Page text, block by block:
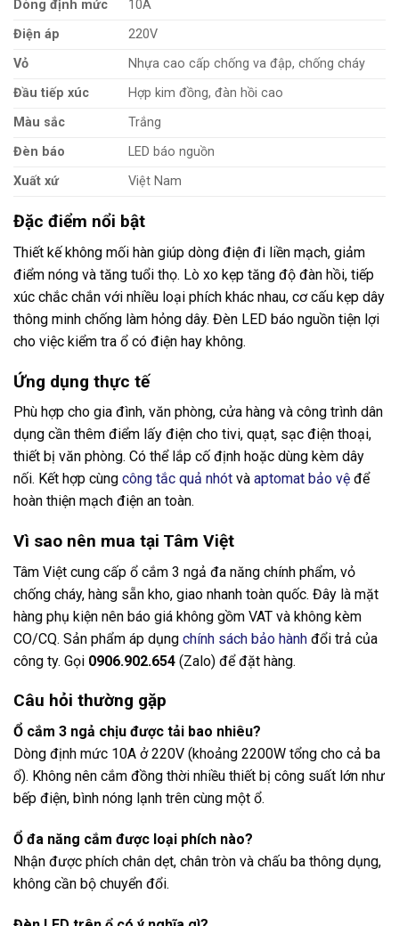
Dòng định mức
10A
Điện áp
220V
Vỏ
Nhựa cao cấp chống va đập, chống cháy
Đầu tiếp xúc
Hợp kim đồng, đàn hồi cao
Màu sắc
Trắng
Đèn báo
LED báo nguồn
Xuất xứ
Việt Nam
Đặc điểm nổi bật
Thiết kế không mối hàn giúp dòng điện đi liền mạch, giảm
điểm nóng và tăng tuổi thọ. Lò xo kẹp tăng độ đàn hồi, tiếp
xúc chắc chắn với nhiều loại phích khác nhau, cơ cấu kẹp dây
thông minh chống làm hỏng dây. Đèn LED báo nguồn tiện lợi
cho việc kiểm tra ổ có điện hay không.
Ứng dụng thực tế
Phù hợp cho gia đình, văn phòng, cửa hàng và công trình dân
dụng cần thêm điểm lấy điện cho tivi, quạt, sạc điện thoại,
thiết bị văn phòng. Có thể lắp cố định hoặc dùng kèm dây
nối. Kết hợp cùng công tắc quả nhót và aptomat bảo vệ để
hoàn thiện mạch điện an toàn.
Vì sao nên mua tại Tâm Việt
Tâm Việt cung cấp ổ cắm 3 ngả đa năng chính phẩm, vỏ
chống cháy, hàng sẵn kho, giao nhanh toàn quốc. Đây là mặt
hàng phụ kiện nên báo giá không gồm VAT và không kèm
CO/CQ. Sản phẩm áp dụng chính sách bảo hành đổi trả của
công ty. Gọi 0906.902.654 (Zalo) để đặt hàng.
Câu hỏi thường gặp
Ổ cắm 3 ngả chịu được tải bao nhiêu?
Dòng định mức 10A ở 220V (khoảng 2200W tổng cho cả ba
ổ). Không nên cắm đồng thời nhiều thiết bị công suất lớn như
bếp điện, bình nóng lạnh trên cùng một ổ.
Ổ đa năng cắm được loại phích nào?
Nhận được phích chân dẹt, chân tròn và chấu ba thông dụng,
không cần bộ chuyển đổi.